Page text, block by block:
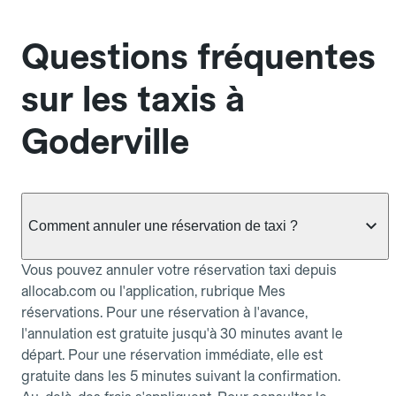
Questions fréquentes
sur les taxis à
Goderville
Comment annuler une réservation de taxi ?
Vous pouvez annuler votre réservation taxi depuis
allocab.com ou l'application, rubrique Mes
réservations. Pour une réservation à l'avance,
l'annulation est gratuite jusqu'à 30 minutes avant le
départ. Pour une réservation immédiate, elle est
gratuite dans les 5 minutes suivant la confirmation.